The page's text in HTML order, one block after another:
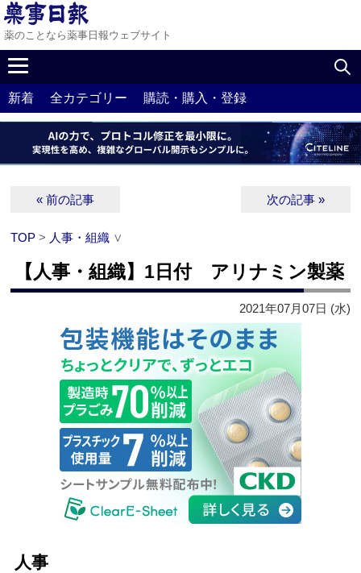
薬のことなら薬事日報ウェブサイト
新着 全カテゴリー 購読・購入・登録
« 前の記事 次の記事 »
TOP > 人事・組織 ∨
【人事・組織】1日付 アリナミン製薬
2021年07月07日 (水)
人事